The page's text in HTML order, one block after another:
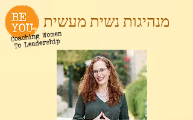
מנהיגות נשית מעשית